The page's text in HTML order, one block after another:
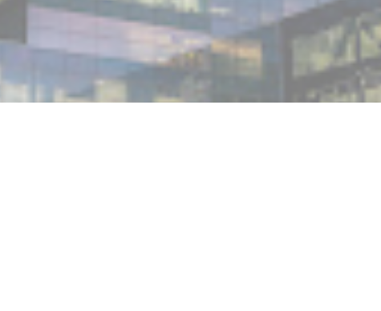
Organitzacions territorials
Organitzacions sectorials
Coneix més